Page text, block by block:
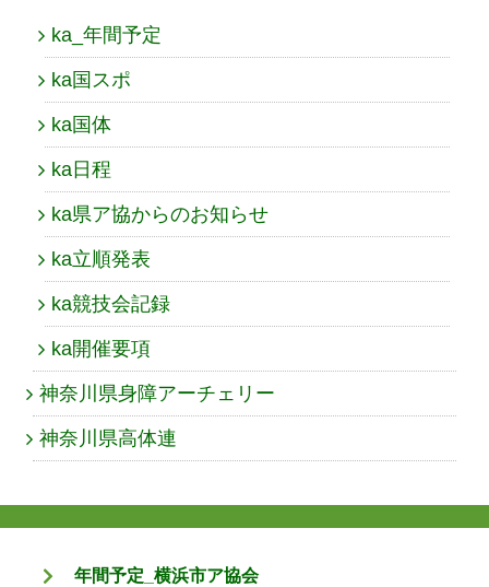
ka_年間予定
ka国スポ
ka国体
ka日程
ka県ア協からのお知らせ
ka立順発表
ka競技会記録
ka開催要項
神奈川県身障アーチェリー
神奈川県高体連
年間予定_横浜市ア協会